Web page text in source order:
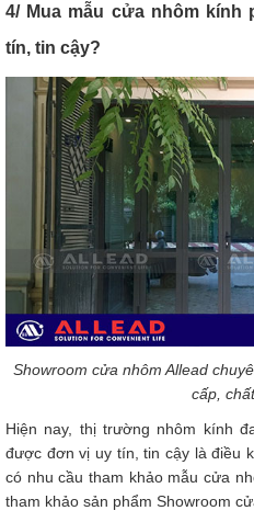
4/ Mua mẫu cửa nhôm kính
tín, tin cậy?
Showroom cửa nhôm Allead
cấp,
Hiện nay, thị trường nhôm kính
được đơn vị uy tín, tin cậy là điều
có nhu cầu tham khảo mẫu cửa
tham khảo sản phẩm Showroom